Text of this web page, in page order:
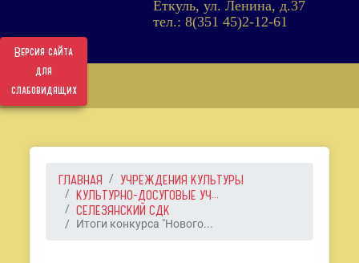
Версия сайта
для
слабовидящих
Еткуль, ул. Ленина, д.37
тел.: 8(351 45)2-12-61
ГЛАВНАЯ
УЧРЕЖДЕНИЯ КУЛЬТУРЫ
КУЛЬТУРНО-ДОСУГОВЫЕ УЧ...
СЕЛЕЗЯНСКИЙ СДК
Итоги конкурса "Нового...